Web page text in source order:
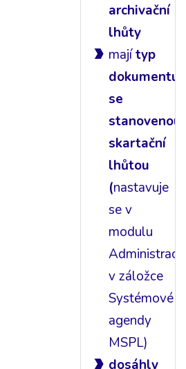
archivační
lhůty
majítyp
dokumentu
se
stanovenou
skartační
lhůtou
(nastavuje
se v
modulu
Administrace
v záložce
Systémové
agendy
MSPL)
dosáhly